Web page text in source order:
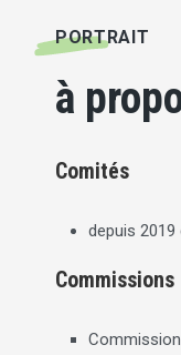
PORTRAIT
à
Comités
depuis
Commissions